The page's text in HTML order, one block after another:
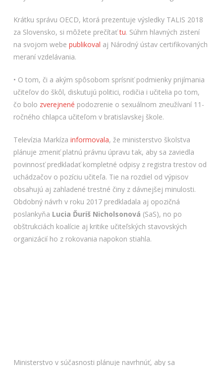
Krátku správu OECD, ktorá prezentuje výsledky TALIS 2018
za Slovensko, si môžete prečítaťtu. Súhrn hlavných zistení
na svojom webe publikoval aj Národný ústav certifikovaných
meraní vzdelávania.
• O tom, či a akým spôsobom sprísniť podmienky prijímania
učiteľov do škôl, diskutujú politici, rodičia i učitelia po tom,
čo bolo zverejnené podozrenie o sexuálnom zneužívaní 11-
ročného chlapca učiteľom v bratislavskej škole.
Televízia Markíza informovala, že ministerstvo školstva
plánuje zmeniť platnú právnu úpravu tak, aby sa zaviedla
povinnosť predkladať kompletné odpisy z registra trestov od
uchádzačov o pozíciu učiteľa. Tie na rozdiel od výpisov
obsahujú aj zahladené trestné činy z dávnejšej minulosti.
Obdobný návrh v roku 2017 predkladala aj opozičná
poslankyňa Lucia Ďuriš Nicholsonová (SaS), no po
obštrukciách koalície aj kritike učiteľských stavovských
organizácií ho z rokovania napokon stiahla.
Ministerstvo v súčasnosti plánuje navrhnúť, aby sa